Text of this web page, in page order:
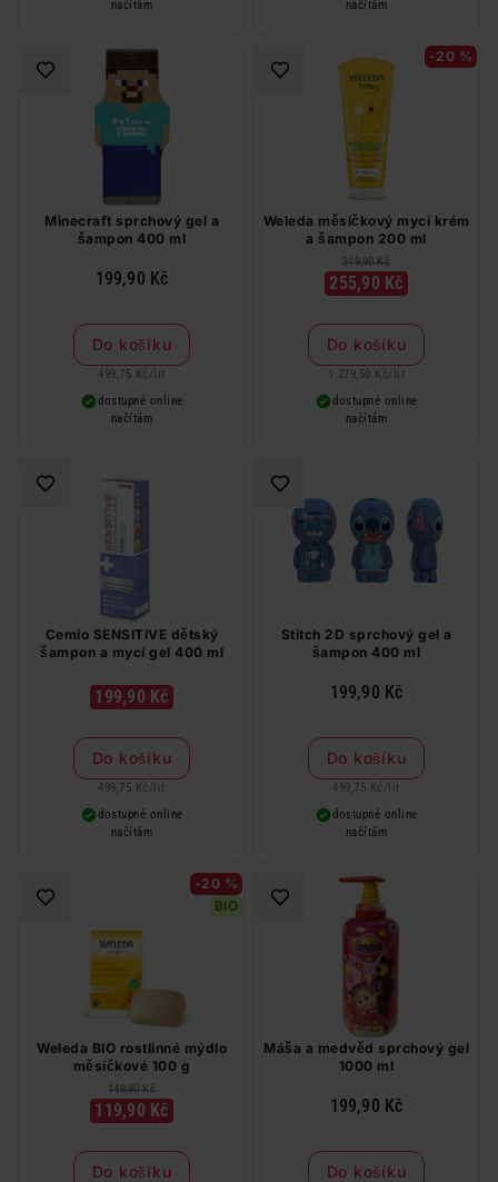
načítám načítám
Minecraft sprchový gel a
šampon 400 ml
199,90 Kč
Do košíku
499,75 Kč / lit
dostupné online
načítám
-20 %
Weleda měsíčkový mycí krém
a šampon 200 ml
319,90 Kč
255,90 Kč
Do košíku
1 279,50 Kč/ lit
dostupné online
načítám
Cemio SENSITIVE dětský
šampon a mycí gel 400 ml
199,90 Kč
Do košíku
499,75 Kč / lit
dostupné online
načítám
Stitch 2D sprchový gel a
šampon 400 ml
199,90 Kč
Do košíku
499,75 Kč / lit
dostupné online
načítám
-20 %
BIO
Weleda BIO rostlinné mýdlo
měsíčkové 100 g
149,90 Kč
119,90 Kč
Do košíku
Máša a medvěd sprchový gel
1000 ml
199,90 Kč
Do košíku